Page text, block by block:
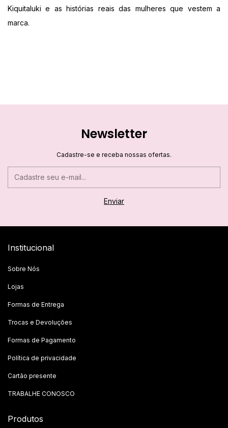
Kiquitaluki e as histórias reais das mulheres que vestem a
marca.
Newsletter
Cadastre-se e receba nossas ofertas.
Institucional
Sobre Nós
Lojas
Formas de Entrega
Trocas e Devoluções
Formas de Pagamento
Política de privacidade
Cartão presente
TRABALHE CONOSCO
Produtos